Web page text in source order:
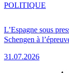
L’Espagne sous
Schengen à
31.07.2026
POLITIQUE